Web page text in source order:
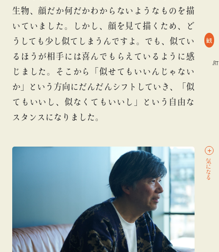
生物、顔だか何だかわからないようなものを描
いていました。しかし、顔を見て描くため、ど
うしても少し似てしまうんですよ。 でも、似てい
るほうが相手には喜んでもらえているように感
じました。
そこから「似せてもいいんじゃない
か」という方向にだんだんシフトしていき、「似
てもいいし、似なくてもいいし」という自由な
スタンスになりました。
観
#
気になる